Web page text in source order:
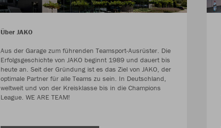
Über JAKO
Aus der Garage zum führenden Teamsport-Ausrüster. Die
Erfolgsgeschichte von JAKO beginnt 1989 und dauert bis
heute an. Seit der Gründung ist es das Ziel von JAKO, der
optimale Partner für alle Teams zu sein. In Deutschland,
weltweit und von der Kreisklasse bis in die Champions
League. WE ARE TEAM!